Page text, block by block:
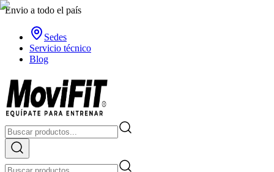
Envio a todo el país
Sedes
Servicio técnico
Blog